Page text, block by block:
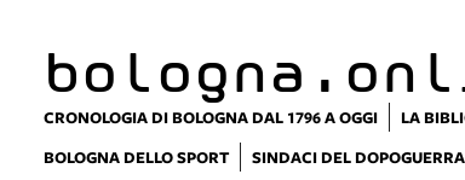
CRONOLOGIA DI BOLOGNA DAL 1796 A OGGI LA
BOLOGNA DELLO SPORT
SINDACI DEL DOPOGUERRA